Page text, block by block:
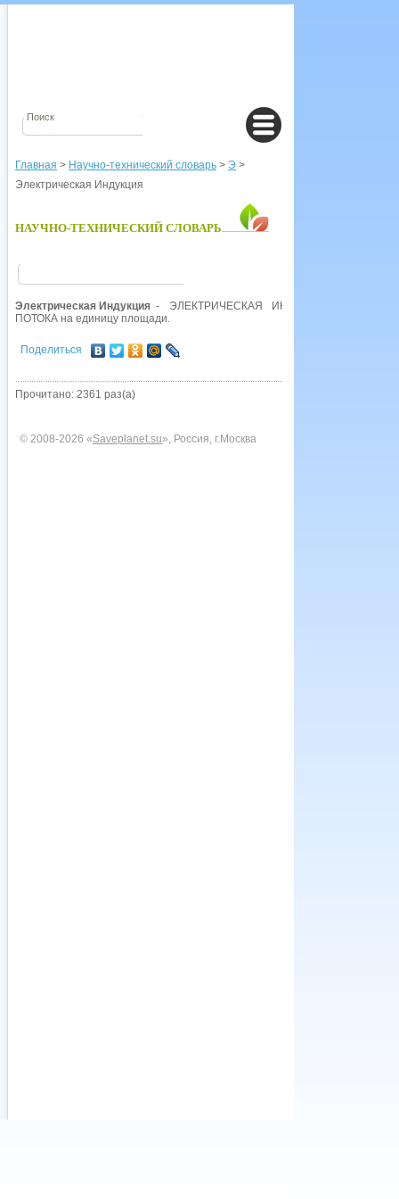
Главная > Научно-технический словарь > Э >
Электрическая Индукция
НАУЧНО-ТЕХНИЧЕСКИЙ СЛОВАРЬ
Электрическая Индукция - ЭЛЕКТРИЧЕСКАЯ ИНДУКЦИЯ
ПОТОКА на единицу площади.
Поделиться
Прочитано: 2361 раз(а)
© 2008-2026 «Saveplanet.su», Россия, г.Москва